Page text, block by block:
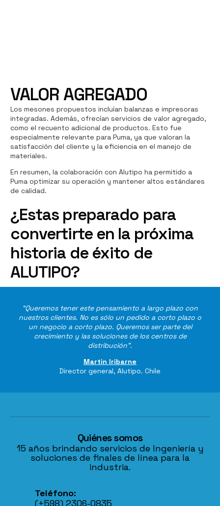
VALOR AGREGADO
Los mesones propuestos incluían balanzas e impresoras
integradas. Además, ofrecían servicios de valor agregado,
como el recuento adicional de productos. Esto fue
especialmente relevante para Puma, ya que valoran la
satisfacción del cliente y la eficiencia en el manejo de
materiales.
En resumen, la colaboración con Alutipo ha permitido a
Puma optimizar su operación y mantener altos estándares
de calidad.
¿Estas preparado para
convertirte en la próxima
historia de éxito de
ALUTIPO?
“Queremos tener este pensamiento a largo plazo con
nuestros clientes. No es sólo un pedido a corto plazo o
un negocio a corto plazo. Queremos ser parte del
crecimiento y las soluciones de los centros de
distribución”.
Martin Iribarne
Director general, Alutipo. Chile
Quiénes somos
15 años brindando servicios de Ingeniería y
soluciones de finales de línea para la
industria.
Teléfono:
(+598) 2306-0835